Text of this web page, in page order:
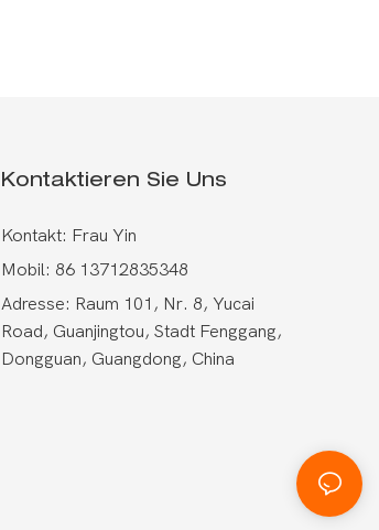
Kontaktieren Sie Uns
Kontakt: Frau Yin
Mobil: 86 13712835348
Adresse: Raum 101, Nr. 8, Yucai
Road, Guanjingtou, Stadt Fenggang,
Dongguan, Guangdong, China